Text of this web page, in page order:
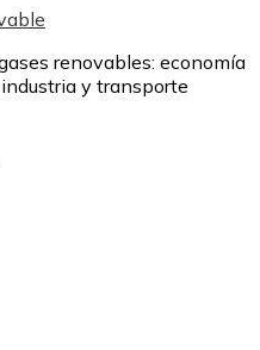
renovables: economía
y transporte